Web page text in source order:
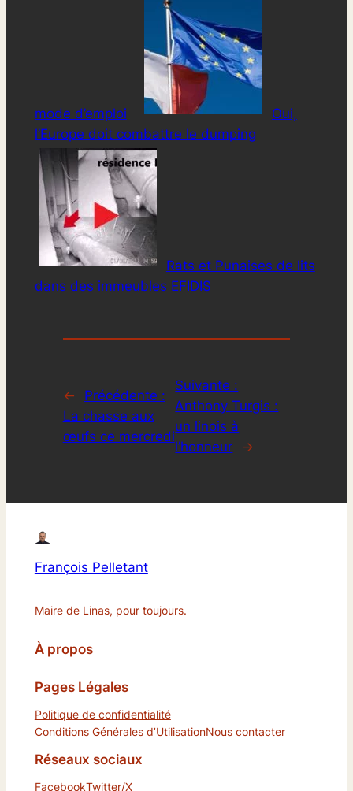
mode d’emploi
Oui,
l’Europe doit combattre le dumping
Rats et Punaises de lits
dans des immeubles EFIDIS
←
Précédente :
La chasse aux
œufs ce mercredi
Suivante :
Anthony Turgis :
un linois à
l’honneur
→
François Pelletant
Maire de Linas, pour toujours.
À propos
Pages Légales
Politique de confidentialité
Conditions Générales d’UtilisationNous contacter
Réseaux sociaux
FacebookTwitter/X